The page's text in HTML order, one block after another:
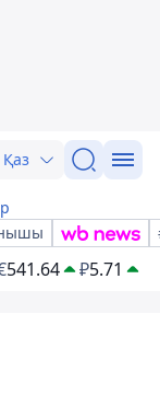
Қаз
541.64 ₽5.71